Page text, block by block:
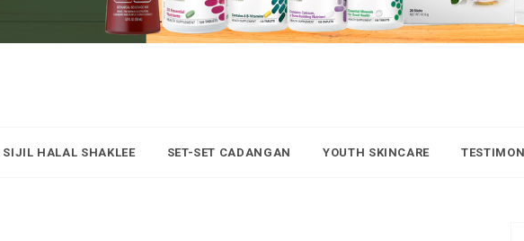
SIJIL HALAL SHAKLEE SET-SET CADANGAN YOUTH SKINCARE